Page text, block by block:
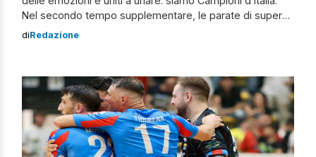
Nel secondo tempo supplementare, le parate di super
Tornatore e la doppietta decisiva di Pulvirenti hanno
poche azioni gol. […]
diRedazione